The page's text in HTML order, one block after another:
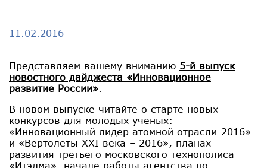
11.02.2016
Представляем вашему вниманию 5-й выпуск
новостного дайджеста «Инновационное
развитие России».
В новом выпуске читайте о старте новых
конкурсов для молодых ученых:
«Инновационный лидер атомной отрасли-2016»
и «Вертолеты XXI века – 2016», планах
развития третьего московского технополиса
«Итэлма», начале работы агентства по